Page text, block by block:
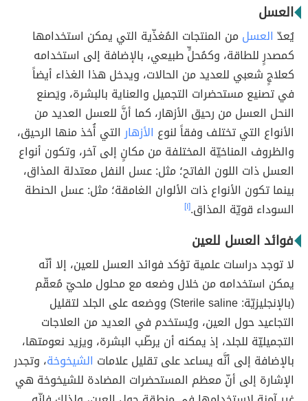
العسل
يُعدّ العسل من المنتجات المُغذّية التي يمكن استخدامها
كمصدرٍ للطاقة، وكمُحلٍّ طبيعي، بالإضافة إلى استخدامه
كعلاجٍ شعبي للعديد من الحالات، ويدخل هذا الغذاء أيضاً
في تصنيع مستحضرات التجميل والعناية بالبشرة، ويَصنع
النحل العسل من رحيق الأزهار، كما أنَّ للعسل العديد من
الأنواع التي تختلف وفقاً لنوع الأزهارالتي أُخذ منها الرحيق،
والظروف المناخيّة المختلفة من مكانٍ إلى آخر، وتكون أنواع
العسل ذات اللون الفاتح؛ مثل: عسل النفل معتدلة المذاق،
بينما تكون الأنواع ذات الألوان الغامقة؛ مثل: عسل الحنطة
السوداء قويّة المذاق.[١]
فوائد العسل للعين
لا توجد دراسات علمية تؤكد فوائد العسل للعين، إلا أنّه
يمكن استخدامه من خلال وضعه مع محلول ملحيّ مُعقّم
(بالإنجليزيّة: Sterile saline) ووضعه على الجلد لتقليل
التجاعيد حول العين، ويُستخدم في العديد من العلاجات
التجميليّة للجلد، إذ يمكنه أن يرطّب البشرة، ويزيد نعومتها،
بالإضافة إلى أنَّه يساعد على تقليل علامات الشيخوخة، وتجدر
الإشارة إلى أنّ معظم المستحضرات المضادة للشيخوخة هي